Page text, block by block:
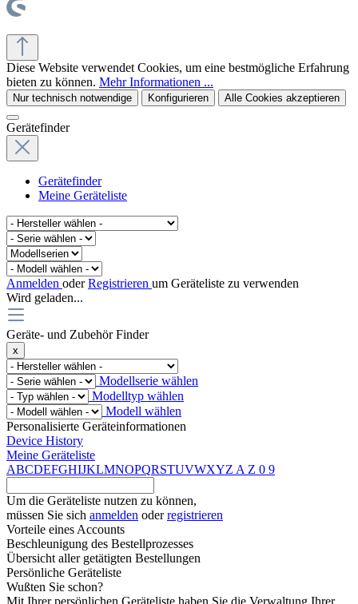
Diese Website verwendet Cookies, um eine bestmögliche Erfahrung
bieten zu können. Mehr Informationen ...
Nur technisch notwendige Konfigurieren Alle Cookies akzeptieren
Gerätefinder
Gerätefinder
Meine Geräteliste
Anmelden oderRegistrieren um Geräteliste zu verwenden
Wird geladen...
Geräte- und Zubehör Finder
x
Modellserie wählen
Modelltyp wählen
Modell wählen
Personalisierte Geräteinformationen
Device History
Meine Geräteliste
ABCDEFGHIJKLMNOPQRSTUVWXYZ A Z 0 9
Um die Geräteliste nutzen zu können,
müssen Sie sich anmelden oderregistrieren
Vorteile eines Accounts
Beschleunigung des Bestellprozesses
Übersicht aller getätigten Bestellungen
Persönliche Geräteliste
Wußten Sie schon?
Mit Ihrer persönlichen Geräteliste haben Sie die Verwaltung Ihrer